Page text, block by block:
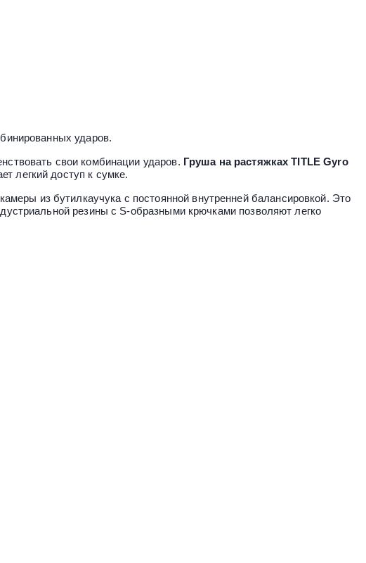
ударов.
свои комбинации ударов. Груша на растяжках TITLE Gyro
легкий доступ к сумке.
из бутилкаучука с постоянной внутренней балансировкой. Это
резины с S-образными крючками позволяют легко